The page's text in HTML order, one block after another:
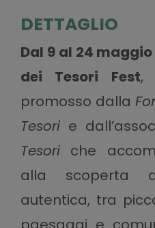
DETTAGLIO
Dal 9 al 24 maggio
dei Tesori Fest,
promosso dalla
Tesorie
Tesoriche
alla scoperta
autentica, tra